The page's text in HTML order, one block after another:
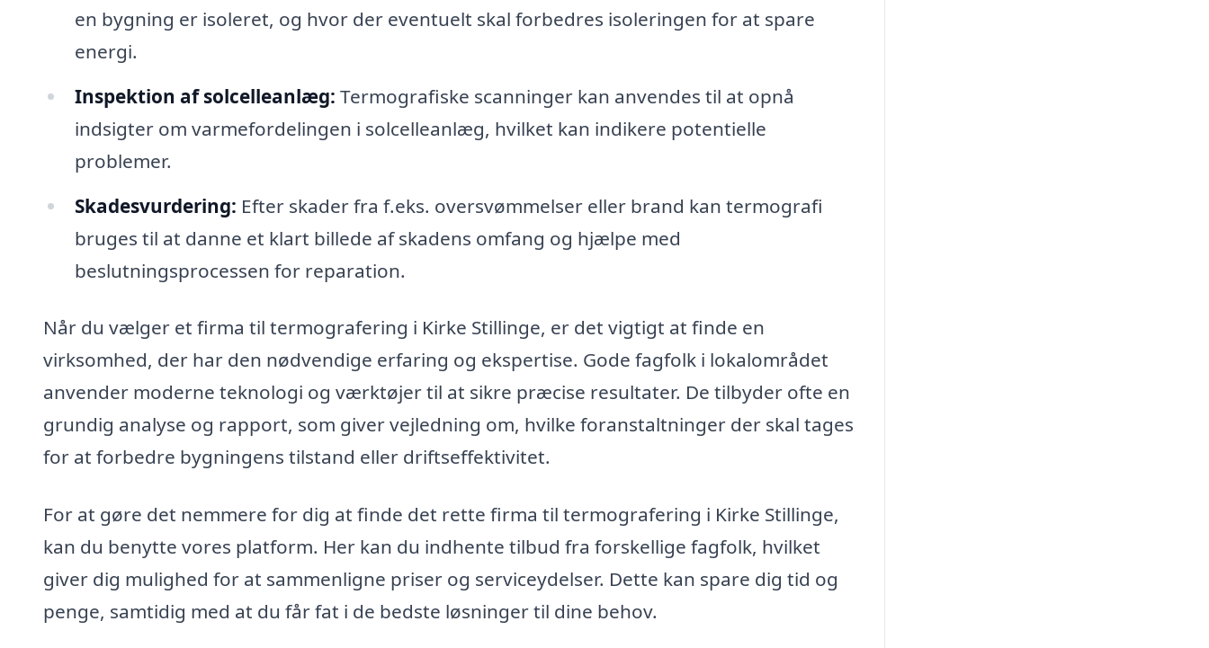
en bygning er isoleret, og hvor der eventuelt skal forbedres isoleringen for at spare
energi.
Inspektion af solcelleanlæg: Termografiske scanninger kan anvendes til at opnå
indsigter om varmefordelingen i solcelleanlæg, hvilket kan indikere potentielle
problemer.
Skadesvurdering: Efter skader fra f.eks. oversvømmelser eller brand kan termografi
bruges til at danne et klart billede af skadens omfang og hjælpe med
beslutningsprocessen for reparation.
Når du vælger et firma til termografering i Kirke Stillinge, er det vigtigt at finde en
virksomhed, der har den nødvendige erfaring og ekspertise. Gode fagfolk i lokalområdet
anvender moderne teknologi og værktøjer til at sikre præcise resultater. De tilbyder ofte en
grundig analyse og rapport, som giver vejledning om, hvilke foranstaltninger der skal tages
for at forbedre bygningens tilstand eller driftseffektivitet.
For at gøre det nemmere for dig at finde det rette firma til termografering i Kirke Stillinge,
kan du benytte vores platform. Her kan du indhente tilbud fra forskellige fagfolk, hvilket
giver dig mulighed for at sammenligne priser og serviceydelser. Dette kan spare dig tid og
penge, samtidig med at du får fat i de bedste løsninger til dine behov.